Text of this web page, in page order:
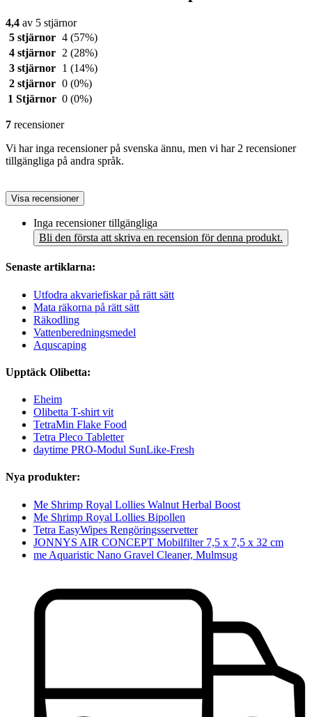
4,4 av 5 stjärnor
5 stjärnor 4 (57%)
4 stjärnor
2 (28%)
3 stjärnor
1 (14%)
2 stjärnor 0 (0%)
1 Stjärnor 0 (0%)
7 recensioner
Vi har inga recensioner på svenska ännu, men vi har 2 recensioner
tillgängliga på andra språk.
Visa recensioner
Inga recensioner tillgängliga
Bli den första att skriva en recension för denna produkt.
Senaste artiklarna:
Utfodra akvariefiskar på rätt sätt
Mata räkorna på rätt sätt
Räkodling
Vattenberedningsmedel
Aquscaping
Upptäck Olibetta:
Eheim
Olibetta T-shirt vit
TetraMin Flake Food
Tetra Pleco Tabletter
daytime PRO-Modul SunLike-Fresh
Nya produkter:
Me Shrimp Royal Lollies Walnut Herbal Boost
Me Shrimp Royal Lollies Bipollen
Tetra EasyWipes Rengöringsservetter
JONNYS AIR CONCEPT Mobilfilter 7,5 x 7,5 x 32 cm
me Aquaristic Nano Gravel Cleaner, Mulmsug